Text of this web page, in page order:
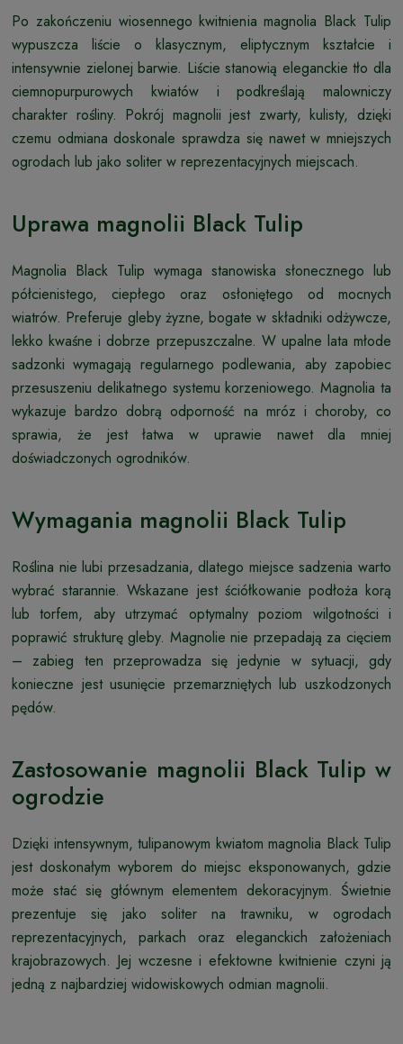
Po zakończeniu wiosennego kwitnienia magnolia Black Tulip
wypuszcza liście o klasycznym, eliptycznym kształcie i
intensywnie zielonej barwie. Liście stanowią eleganckie tło dla
ciemnopurpurowych kwiatów i podkreślają malowniczy
charakter rośliny. Pokrój magnolii jest zwarty, kulisty, dzięki
czemu odmiana doskonale sprawdza się nawet w mniejszych
ogrodach lub jako soliter w reprezentacyjnych miejscach.
Uprawa magnolii Black Tulip
Magnolia Black Tulip wymaga stanowiska słonecznego lub
półcienistego, ciepłego oraz osłoniętego od mocnych
wiatrów. Preferuje gleby żyzne, bogate w składniki odżywcze,
lekko kwaśne i dobrze przepuszczalne. W upalne lata młode
sadzonki wymagają regularnego podlewania, aby zapobiec
przesuszeniu delikatnego systemu korzeniowego. Magnolia ta
wykazuje bardzo dobrą odporność na mróz i choroby, co
sprawia, że jest łatwa w uprawie nawet dla mniej
doświadczonych ogrodników.
Wymagania magnolii Black Tulip
Roślina nie lubi przesadzania, dlatego miejsce sadzenia warto
wybrać starannie. Wskazane jest ściółkowanie podłoża korą
lub torfem, aby utrzymać optymalny poziom wilgotności i
poprawić strukturę gleby. Magnolie nie przepadają za cięciem
– zabieg ten przeprowadza się jedynie w sytuacji, gdy
konieczne jest usunięcie przemarzniętych lub uszkodzonych
pędów.
Zastosowanie magnolii Black Tulip w
ogrodzie
Dzięki intensywnym, tulipanowym kwiatom magnolia Black Tulip
jest doskonałym wyborem do miejsc eksponowanych, gdzie
może stać się głównym elementem dekoracyjnym. Świetnie
prezentuje się jako soliter na trawniku, w ogrodach
reprezentacyjnych, parkach oraz eleganckich założeniach
krajobrazowych. Jej wczesne i efektowne kwitnienie czyni ją
jedną z najbardziej widowiskowych odmian magnolii.